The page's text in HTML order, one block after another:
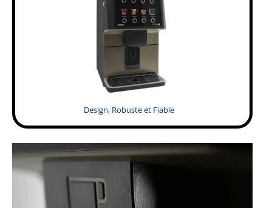
Design, Robuste et Fiable